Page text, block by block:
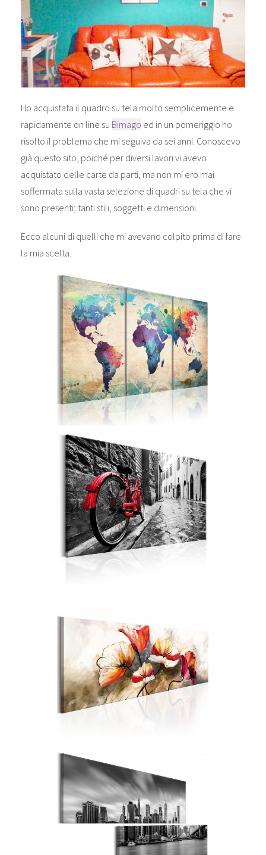
Ho acquistata il quadro su tela molto semplicemente e
rapidamente on line su Bimago ed in un pomeriggio ho
risolto il problema che mi seguiva da sei anni. Conoscevo
già questo sito, poiché per diversi lavori vi avevo
acquistato delle carte da parti, ma non mi ero mai
soffermata sulla vasta selezione di quadri su tela che vi
sono presenti; tanti stili, soggetti e dimensioni.
Ecco alcuni di quelli che mi avevano colpito prima di fare
la mia scelta.